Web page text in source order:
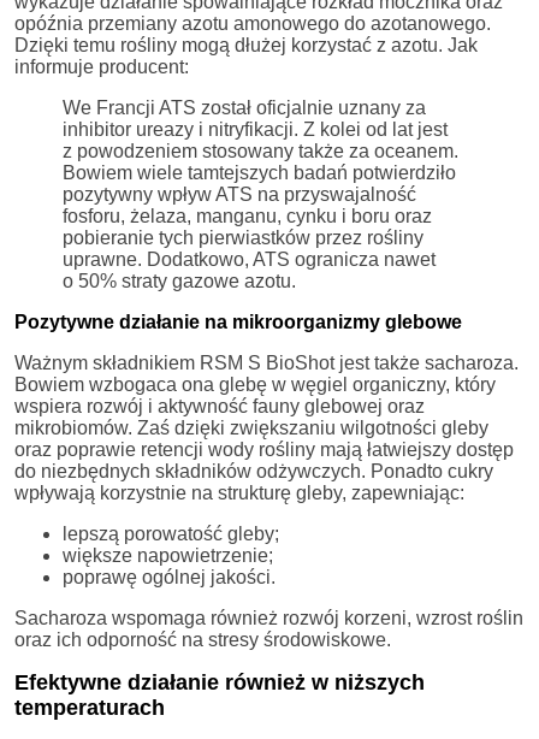
opóźnia przemiany azotu amonowego do azotanowego.
Dzięki temu rośliny mogą dłużej korzystać z azotu. Jak
informuje producent:
We Francji ATS został oficjalnie uznany za
inhibitor ureazy i nitryfikacji. Z kolei od lat jest
z powodzeniem stosowany także za oceanem.
Bowiem wiele tamtejszych badań potwierdziło
pozytywny wpływ ATS na przyswajalność
fosforu, żelaza, manganu, cynku i boru oraz
pobieranie tych pierwiastków przez rośliny
uprawne. Dodatkowo, ATS ogranicza nawet
o 50% straty gazowe azotu.
Pozytywne działanie na mikroorganizmy glebowe
Ważnym składnikiem RSM S BioShot jest także sacharoza.
Bowiem wzbogaca ona glebę w węgiel organiczny, który
wspiera rozwój i aktywność fauny glebowej oraz
mikrobiomów. Zaś dzięki zwiększaniu wilgotności gleby
oraz poprawie retencji wody rośliny mają łatwiejszy dostęp
do niezbędnych składników odżywczych. Ponadto cukry
wpływają korzystnie na strukturę gleby, zapewniając:
lepszą porowatość gleby;
większe napowietrzenie;
poprawę ogólnej jakości.
Sacharoza wspomaga również rozwój korzeni, wzrost roślin
oraz ich odporność na stresy środowiskowe.
Efektywne działanie również w niższych
temperaturach